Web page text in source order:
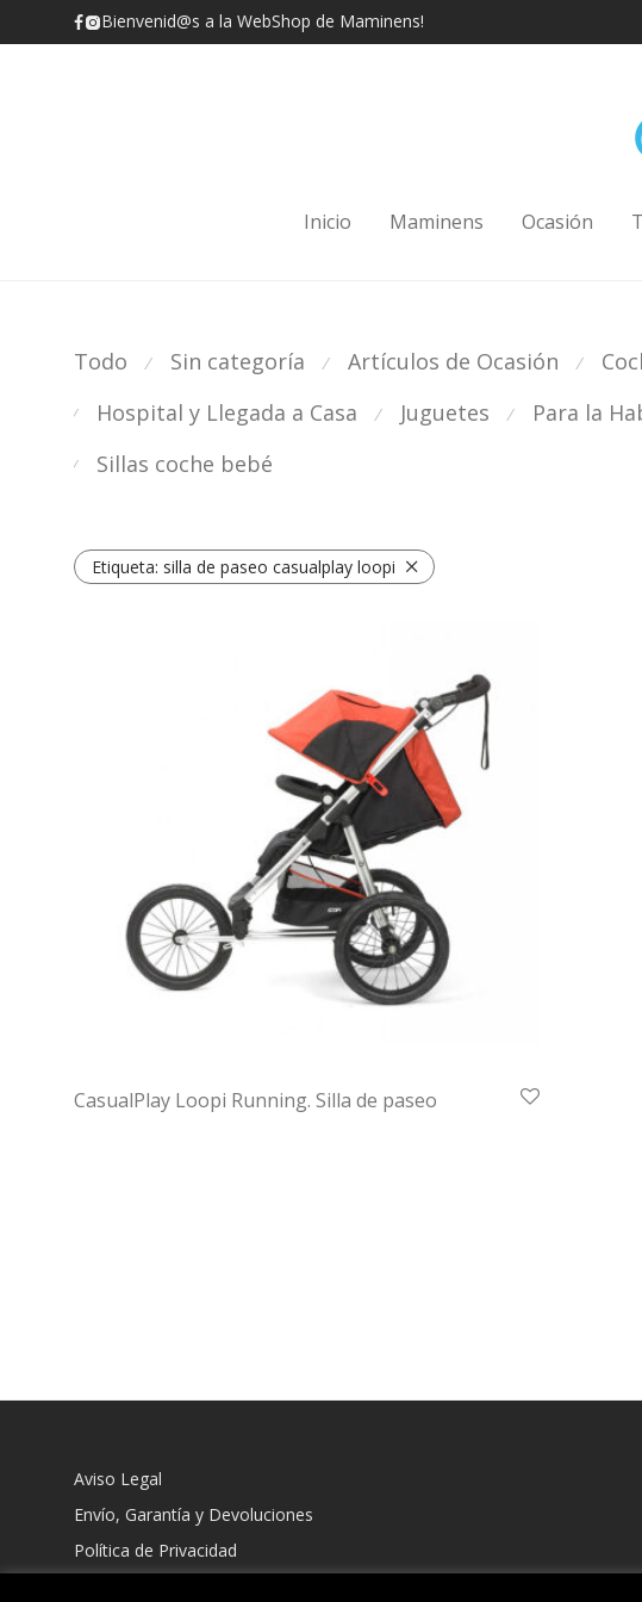
Bienvenid@s a la WebShop de Maminens!
Inicio Maminens Ocasión
Todo ⁄ Sin categoría ⁄ Artículos de Ocasión ⁄
⁄ Hospital y Llegada a Casa ⁄ Juguetes ⁄ Para la
⁄ Sillas coche bebé
Etiqueta: silla de paseo casualplay loopi
CasualPlay Loopi Running. Silla de paseo
Aviso Legal
Envío, Garantía y Devoluciones
Política de Privacidad